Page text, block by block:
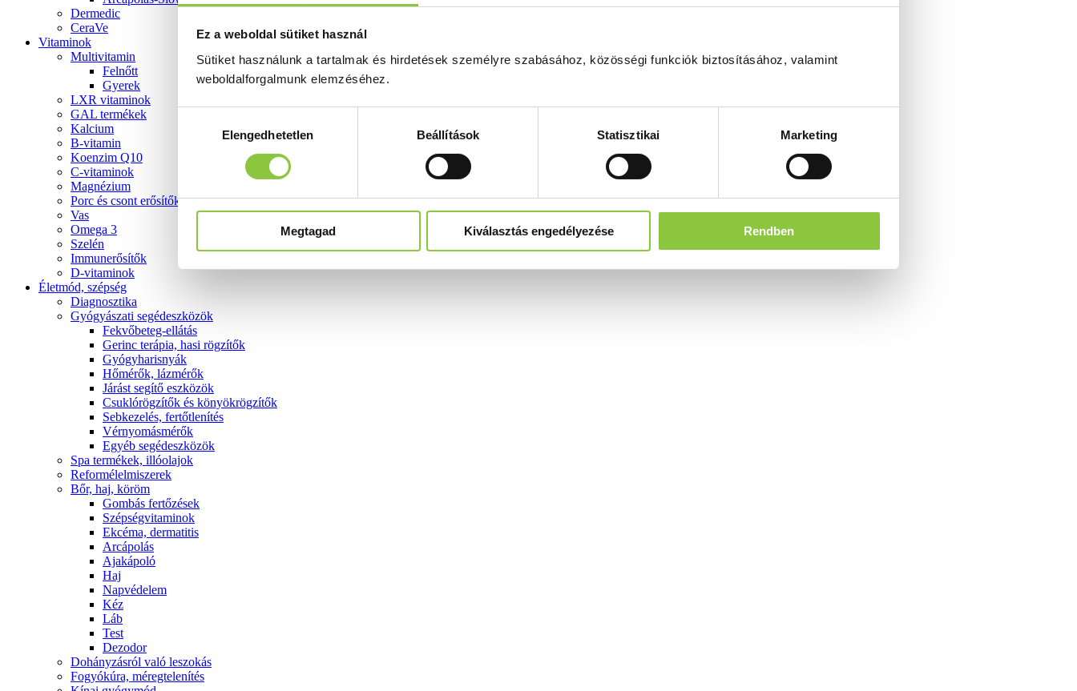
Ez a weboldal sütiket használ
Sütiket használunk a tartalmak és hirdetések személyre szabásához, közösségi funkciók biztosításához, valamint
weboldalforgalmunk elemzéséhez.
kiválasztásaElengedhetetlen Beállítások Statisztikai Marketing
Megtagad Kiválasztás engedélyezése Rendben
Dermedic
CeraVe
Vitaminok
Multivitamin
Felnőtt
Gyerek
LXR vitaminok
GAL termékek
Kalcium
B-vitamin
Koenzim Q10
C-vitaminok
Magnézium
Porc és csont erősítők
Vas
Omega 3
Szelén
Immunerősítők
D-vitaminok
Életmód, szépség
Diagnosztika
Gyógyászati segédeszközök
Fekvőbeteg-ellátás
Gerinc terápia, hasi rögzítők
Gyógyharisnyák
Hőmérők, lázmérők
Járást segítő eszközök
Csuklórögzítők és könyökrögzítők
Sebkezelés, fertőtlenítés
Vérnyomásmérők
Egyéb segédeszközök
Spa termékek, illóolajok
Reformélelmiszerek
Bőr, haj, köröm
Gombás fertőzések
Szépségvitaminok
Ekcéma, dermatitis
Arcápolás
Ajakápoló
Haj
Napvédelem
Kéz
Láb
Test
Dezodor
Dohányzásról való leszokás
Fogyókúra, méregtelenítés